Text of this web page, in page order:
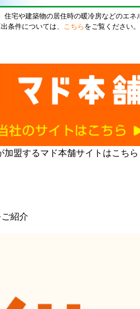
住宅や建築物の居住時の暖冷房などのエ
条件については、 こちら をご覧ください。
盟するマド本舗サイトはこちら
紹介